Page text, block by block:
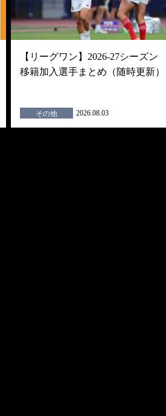
【リーグワン】2026-27シーズン
移籍加入選手まとめ（随時更新）
その他 2026.08.03